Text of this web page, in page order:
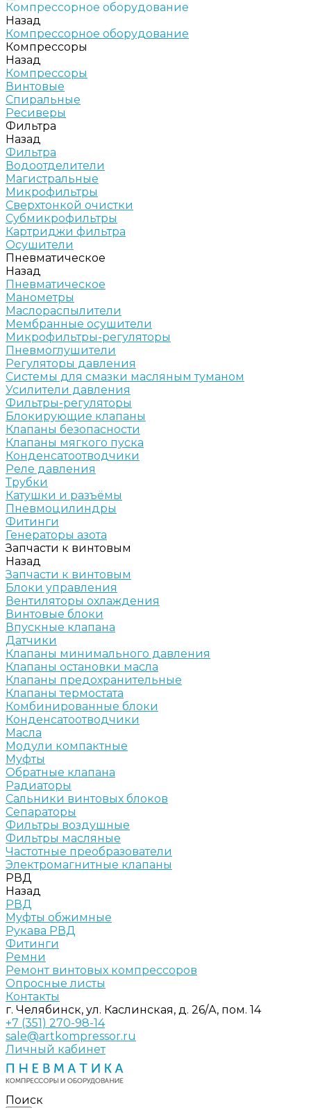
Компрессорное оборудование
Назад
Компрессорное оборудование
Компрессоры
Назад
Компрессоры
Винтовые
Спиральные
Ресиверы
Фильтра
Назад
Фильтра
Водоотделители
Магистральные
Микрофильтры
Сверхтонкой очистки
Субмикрофильтры
Картриджи фильтра
Осушители
Пневматическое
Назад
Пневматическое
Манометры
Маслораспылители
Мембранные осушители
Микрофильтры-регуляторы
Пневмоглушители
Регуляторы давления
Системы для смазки масляным туманом
Усилители давления
Фильтры-регуляторы
Блокирующие клапаны
Клапаны безопасности
Клапаны мягкого пуска
Конденсатоотводчики
Реле давления
Трубки
Катушки и разъёмы
Пневмоцилиндры
Фитинги
Генераторы азота
Запчасти к винтовым
Назад
Запчасти к винтовым
Блоки управления
Вентиляторы охлаждения
Винтовые блоки
Впускные клапана
Датчики
Клапаны минимального давления
Клапаны остановки масла
Клапаны предохранительные
Клапаны термостата
Комбинированные блоки
Конденсатоотводчики
Масла
Модули компактные
Муфты
Обратные клапана
Радиаторы
Сальники винтовых блоков
Сепараторы
Фильтры воздушные
Фильтры масляные
Частотные преобразователи
Электромагнитные клапаны
РВД
Назад
РВД
Муфты обжимные
Рукава РВД
Фитинги
Ремни
Ремонт винтовых компрессоров
Опросные листы
Контакты
г. Челябинск, ул. Каслинская, д. 26/А, пом. 14
+7 (351) 270-98-14
sale@artkompressor.ru
Личный кабинет
Поиск